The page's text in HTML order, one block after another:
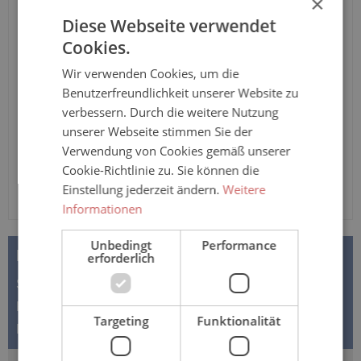
Knopfverschluss und langem Arm, in verschiedenen Farben
Anzahl
In den Warenkorb
BESCHREIBUNG
Sanisana Pflegehemd – JANUS – Langarm mit
Knopfleiste &amp; offenes Rückenteil in
Premiumqualität Das Pflegehemd in Premium…
Diese Webseite verwendet
Cookies.
Wir verwenden Cookies, um die
Benutzerfreundlichkeit unserer Website zu
verbessern. Durch die weitere Nutzung
unserer Webseite stimmen Sie der
Verwendung von Cookies gemäß unserer
Cookie-Richtlinie zu. Sie können die
Einstellung jederzeit ändern.Weitere
Informationen
Unbedingt
erforderlich
Performance
Targeting Funktionalität